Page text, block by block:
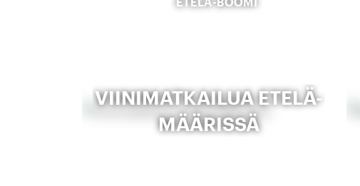
VIINIMATKAILUA ETELÄ-
MÄÄRISSÄ